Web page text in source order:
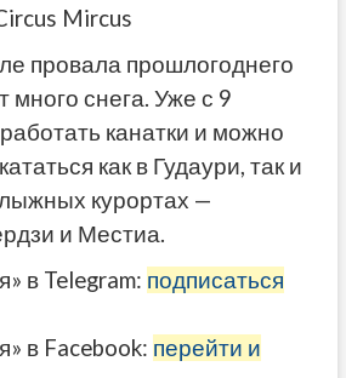
Mircus
провала прошлогоднего
много снега. Уже с 9
канатки и можно
как в Гудаури, так и
курортах —
и Местиа.
в Telegram: подписаться
в Facebook: перейти и